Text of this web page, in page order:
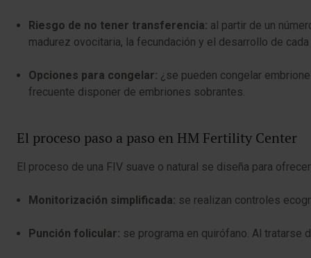
Riesgo de no tener transferencia: al partir de un
madurez ovocitaria, la fecundación y el desarrollo de
Opciones para congelar: ¿se pueden congelar
frecuente disponer de embriones sobrantes.
El proceso paso a paso en HM Fertility Center
El proceso de una FIV suave o natural se diseña para
Monitorización simplificada: se realizan controles
Punción folicular: se programa en quirófano. Al